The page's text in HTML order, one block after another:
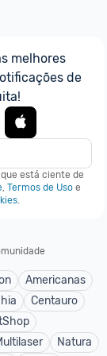
melhores
de
está ciente de
, Termos de Uso e
.
Americanas
Centauro
Natura